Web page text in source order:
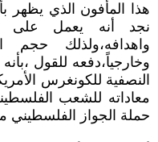
هذا المأفون الذي يظهر
نجد أنه يعمل على
واهدافه،ولذلك حجم
وخارجياً،دفعه للقول
النصفية للكونغرس
معاداته للشعب
حملة الجواز الفلسطيني